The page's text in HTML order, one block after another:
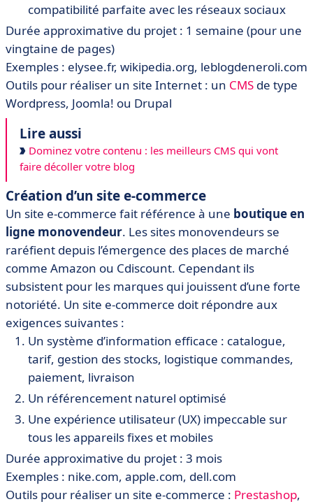
compatibilité parfaite avec les réseaux sociaux
Durée approximative du projet : 1 semaine (pour une
vingtaine de pages)
Exemples : elysee.fr, wikipedia.org, leblogdeneroli.com
Outils pour réaliser un site Internet : un CMS de type
Wordpress, Joomla! ou Drupal
Lire aussi
Dominez votre contenu : les meilleurs CMS qui vont
faire décoller votre blog
Création d’un site e-commerce
Un site e-commerce fait référence à une boutique en
ligne monovendeur. Les sites monovendeurs se
raréfient depuis l’émergence des places de marché
comme Amazon ou Cdiscount. Cependant ils
subsistent pour les marques qui jouissent d’une forte
notoriété. Un site e-commerce doit répondre aux
exigences suivantes :
Un système d’information efficace : catalogue,
tarif, gestion des stocks, logistique commandes,
paiement, livraison
Un référencement naturel optimisé
Une expérience utilisateur (UX) impeccable sur
tous les appareils fixes et mobiles
Durée approximative du projet : 3 mois
Exemples : nike.com, apple.com, dell.com
Outils pour réaliser un site e-commerce : Prestashop,